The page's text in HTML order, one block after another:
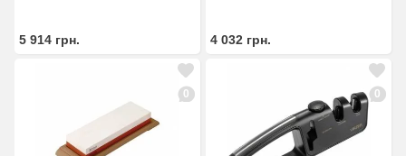
5 914 грн. 4 032 грн.
0 0